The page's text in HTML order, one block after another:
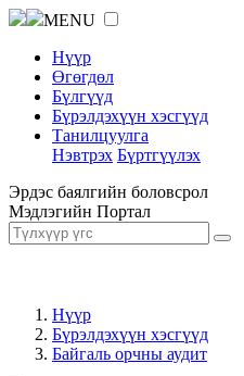
MENU
Нүүр
Өгөгдөл
Бүлгүүд
Бүрэлдэхүүн хэсгүүд
Танилцуулга
Нэвтрэх Бүртгүүлэх
Эрдэс баялгийн боловсрол
Мэдлэгийн Портал
Нүүр
Бүрэлдэхүүн хэсгүүд
Байгаль орчны аудит